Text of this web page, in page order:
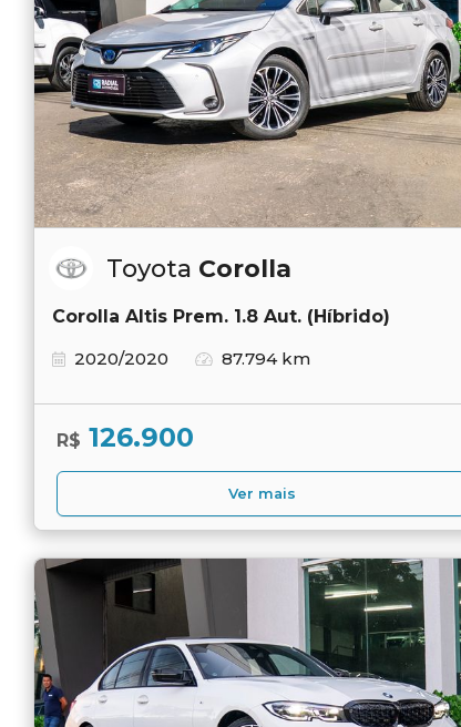
Toyota Corolla
Corolla Altis Prem. 1.8 Aut. (Híbrido)
2020/2020
87.794 km
R$ 126.900
Ver mais